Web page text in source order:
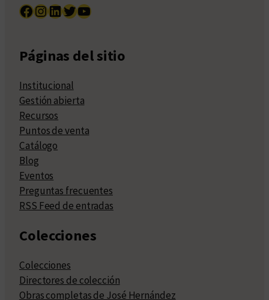
Facebook InstagramLinkedIn Twitter YouTube
Páginas del sitio
Institucional
Gestión abierta
Recursos
Puntos de venta
Catálogo
Blog
Eventos
Preguntas frecuentes
RSS Feed de entradas
Colecciones
Colecciones
Directores de colección
Obras completas de José Hernández